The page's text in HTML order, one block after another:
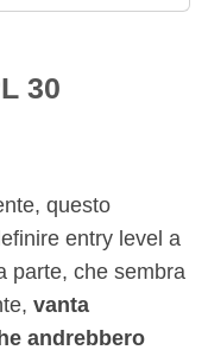
30
questo
entry level a
parte, che sembra
vanta
andrebbero